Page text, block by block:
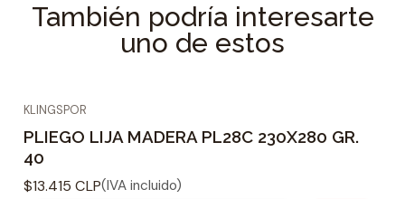
También podría interesarte
uno de estos
KLINGSPOR
PLIEGO LIJA MADERA PL28C 230X280 GR.
40
$13.415 CLP(IVA incluido)